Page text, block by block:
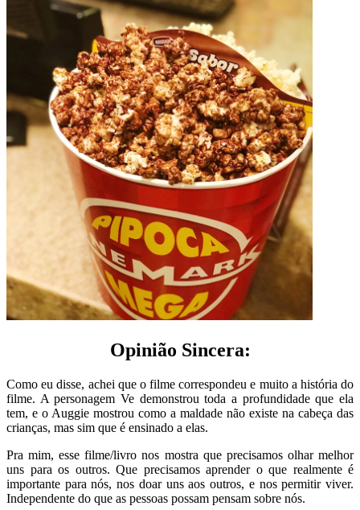
Opinião Sincera:
Como eu disse, achei que o filme correspondeu e muito a história do
filme. A personagem Ve demonstrou toda a profundidade que ela
tem, e o Auggie mostrou como a maldade não existe na cabeça das
crianças, mas sim que é ensinado a elas.
Pra mim, esse filme/livro nos mostra que precisamos olhar melhor
uns para os outros. Que precisamos aprender o que realmente é
importante para nós, nos doar uns aos outros, e nos permitir viver.
Independente do que as pessoas possam pensam sobre nós.